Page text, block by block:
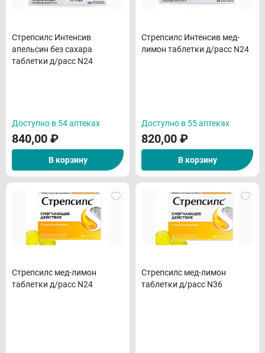
Стрепсилс Интенсив
апельсин без сахара
таблетки д/расс N24
Доступно в 54 аптеках
840,00 ₽
В корзину
Стрепсилс Интенсив мед-
лимон таблетки д/расс N24
Доступно в 55 аптеках
820,00 ₽
В корзину
Стрепсилс мед-лимон
таблетки д/расс N24
Стрепсилс мед-лимон
таблетки д/расс N36